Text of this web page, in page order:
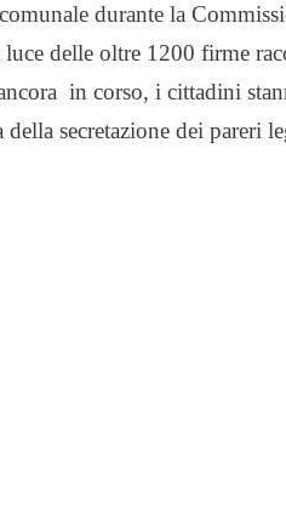
durante la
luce delle oltre 1200 firme
in corso, i cittadini
della secretazione dei pareri